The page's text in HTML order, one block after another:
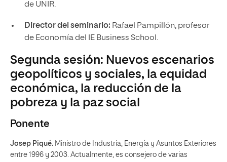
de UNIR.
Director del seminario: Rafael Pampillón, profesor
de Economía del IE Business School.
Segunda sesión: Nuevos escenarios
geopolíticos y sociales, la equidad
económica, la reducción de la
pobreza y la paz social
Ponente
Josep Piqué. Ministro de Industria, Energía y Asuntos Exteriores
entre 1996 y 2003. Actualmente, es consejero de varias